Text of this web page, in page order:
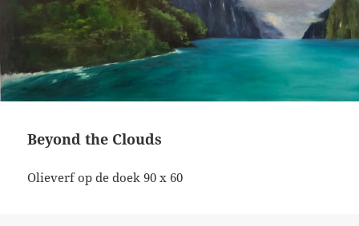
Beyond the Clouds
Olieverf op de doek 90 x 60